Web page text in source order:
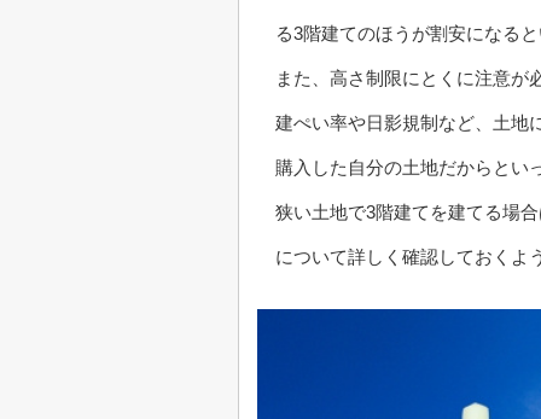
る3階建てのほうが割安になる
また、高さ制限にとくに注意が
建ぺい率や日影規制など、土地
購入した自分の土地だからとい
狭い土地で3階建てを建てる場
について詳しく確認しておくよ